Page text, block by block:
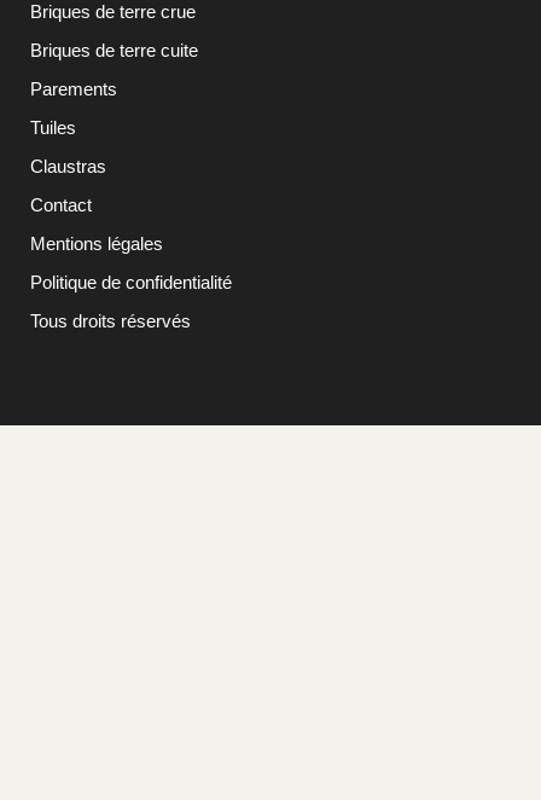
Briques de terre crue
Briques de terre cuite
Parements
Tuiles
Claustras
Contact
Mentions légales
Politique de confidentialité
Tous droits réservés